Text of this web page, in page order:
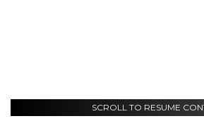
SCROLL TO RESUME